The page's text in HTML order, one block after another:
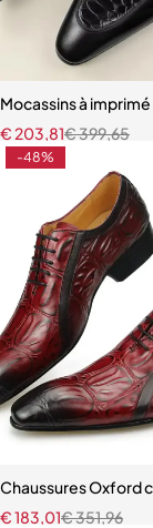
Mocassins à
€399,65
€203,81
-48%
Chaussures Oxford
€351,96
€183,01